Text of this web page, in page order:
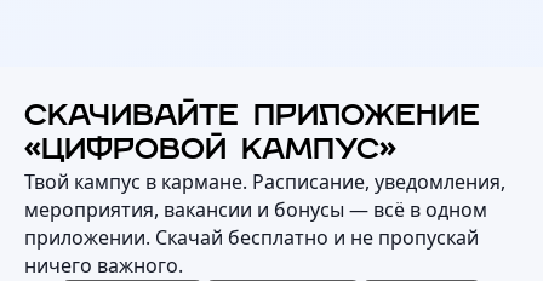
СКАЧИВАЙТЕ ПРИЛОЖЕНИЕ
«ЦИФРОВОЙ КАМПУС»
Твой кампус в кармане. Расписание, уведомления,
мероприятия, вакансии и бонусы — всё в одном
приложении. Скачай бесплатно и не пропускай
ничего важного.